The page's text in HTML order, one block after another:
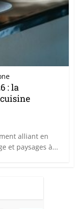
: la
alliant en
et paysages à...